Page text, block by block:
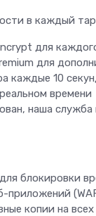
в каждый
для
для
каждые 10
времени
наша
блокировки
копии на